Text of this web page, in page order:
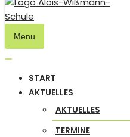
Menu
Navigation
umschalten
START
AKTUELLES
AKTUELLES
TERMINE